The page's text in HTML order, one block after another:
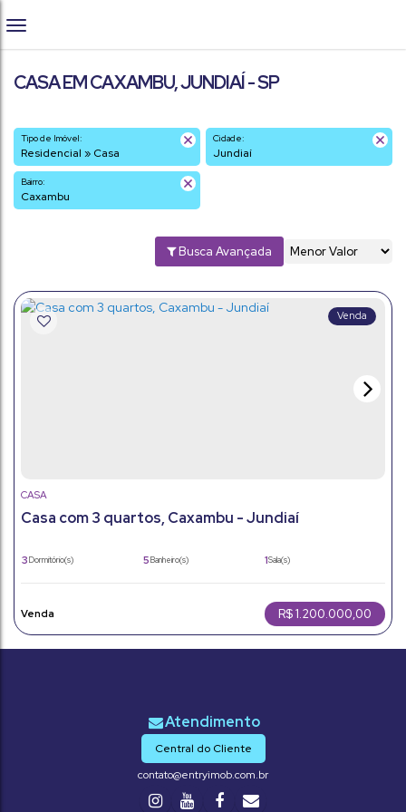
CASA EM CAXAMBU, JUNDIAÍ - SP
Tipo de Imóvel:
Residencial » Casa
Cidade:
Jundiaí
Bairro:
Caxambu
Busca Avançada
Casa com 3 quartos, Caxambu - Jundiaí
CASA
R$1.200.000,00
3Dormitório(s) 5Banheiro(s) 1Sala(s)
Central do Cliente
contato@entryimob.com.br